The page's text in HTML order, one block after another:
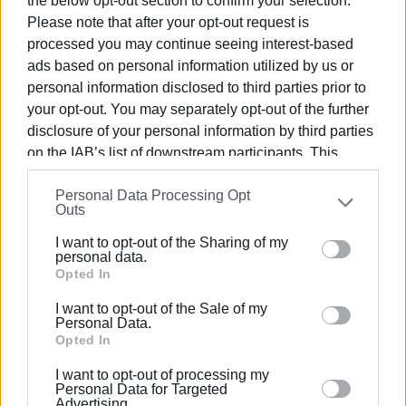
Please note that after your opt-out request is
processed you may continue seeing interest-based
ads based on personal information utilized by us or
personal information disclosed to third parties prior to
your opt-out. You may separately opt-out of the further
disclosure of your personal information by third parties
on the IAB’s list of downstream participants. This
information may also be disclosed by us to third parties
on theIAB’s List of Downstream Participants
that may
further disclose it to other third parties.
Please note that this website/app uses one or more
Google services and may gather and store information
behaviour. You may click to grant or deny consent to
Google and its third-party tags to use your data for
section.
Personal Data Processing Opt
Outs
I want to opt-out of the Sharing of my
personal data.
Opted In
I want to opt-out of the Sale of my
Personal Data.
Opted In
I want to opt-out of processing my
Personal Data for Targeted
ιδιοκτησιακό καθεστώς, προκειμένου εν συνεχεία να
μπορέσει να παραχωρηθεί στο Δήμο Κ. Κέρκυρας για
τις ανάγκες στέγασης του σχολείου.
«Πάνω από 10 χρόνια ζητάμε τη μεταστέγαση του
σχολείου, ωστόσο προοπτική μεταφοράς δεν υπάρχει.
Αν και το τωρινό κτίριο που στεγάζεται το σχολείο δεν
κινδυνεύει να πέσει, ωστόσο οι αίθουσες είναι
ακατάλληλες, σοβαρά προβλήματα υπάρχουν με τις
τουαλέτες, ενώ από τα οχήματα βαρέως τύπου που
κινούνται στο εργοτάξιο στο πρώην Club Med
ελλοχεύει κίνδυνος ατυχήματος», ανέφερε ο κ. Πελάης.
Συνάντηση
Πρόσφατα μάλιστα με πρωτοβουλία του Συλλόγου
Γονέων και Κηδεμόνων πραγματοποιήθηκε ενημερωτική
συνάντηση για όλα τα ζητήματα του σχολείου, όπου